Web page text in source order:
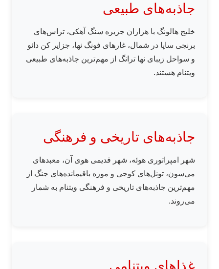
جاذبه‌های طبیعی
خلیج هالونگ با هزاران جزیره سنگ آهکی، تراس‌های
برنجی ساپا در شمال، غارهای فونگ نها، جزایر کن دائو
و سواحل زیبای نها ترانگ از مهم‌ترین جاذبه‌های طبیعی
ویتنام هستند.
جاذبه‌های تاریخی و فرهنگی
شهر امپراتوری هوئه، شهر قدیمی هوی آن، معبدهای
می‌سون، تونل‌های کوجی و موزه باقیمانده‌های جنگ از
مهم‌ترین جاذبه‌های تاریخی و فرهنگی ویتنام به شمار
می‌روند.
غذاهای ویتنامی